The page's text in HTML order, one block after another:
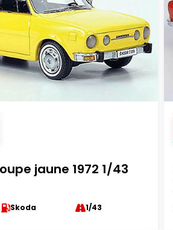
jaune 1972 1/43
Skoda 1/43